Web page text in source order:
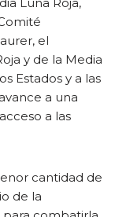
el
y de la Media
Estados y a las
a una
a las
cantidad de
de la